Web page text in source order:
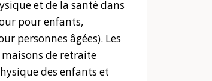
et de la santé dans
pour enfants,
personnes âgées). Les
de retraite
des enfants et